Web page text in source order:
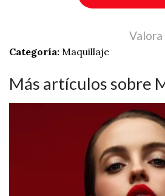
Categoría: Maquillaje
Más artículos sobre